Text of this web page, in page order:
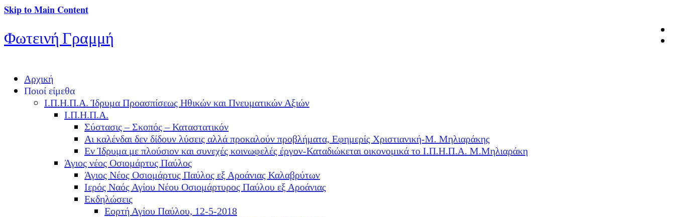
Skip to Main Content
Φωτεινή Γραμμή
Αρχική
Ποιοί είμεθα
Ι.Π.Η.Π.Α. Ίδρυμα Προασπίσεως Ηθικών και Πνευματικών Αξιών
Ι.Π.Η.Π.Α.
Σύστασις – Σκοπός – Καταστατικόν
Αι καλένδαι δεν δίδουν λύσεις αλλά προκαλούν προβλήματα, Εφημερίς Χριστιανική-Μ. Μηλιαράκης
Εν Ίδρυμα με πλούσιον και συνεχές κοινωφελές έργον-Καταδιώκεται οικονομικά το Ι.Π.Η.Π.Α. Μ.Μηλιαράκη
Άγιος νέος Οσιομάρτυς Παύλος
Άγιος Νέος Οσιομάρτυς Παύλος εξ Αροάνιας Καλαβρύτων
Ιερός Ναός Αγίου Νέου Οσιομάρτυρος Παύλου εξ Αροάνιας
Εκδηλώσεις
Εορτή Αγίου Παύλου, 12-5-2018